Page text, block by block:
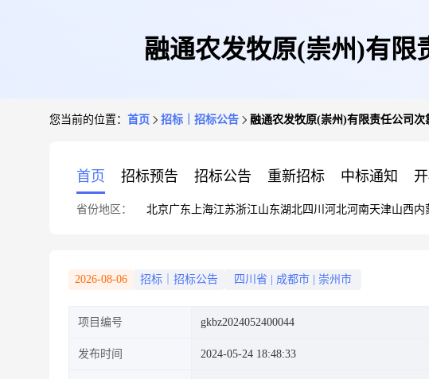
融通农发牧原(崇州)有限
您当前的位置： 首页 招标｜招标公告 融通农发牧原(崇州)有限责任公司
首页 招标预告 招标公告 重新招标 中标通知
省份地区： 北京广东 上海江苏浙江山东湖北四川 河北河南天津山西内
2026-08-06 招标｜招标公告 四川省 成都市 崇州市
项目编号 gkbz2024052400044
发布时间 2024-05-24 18:48:33